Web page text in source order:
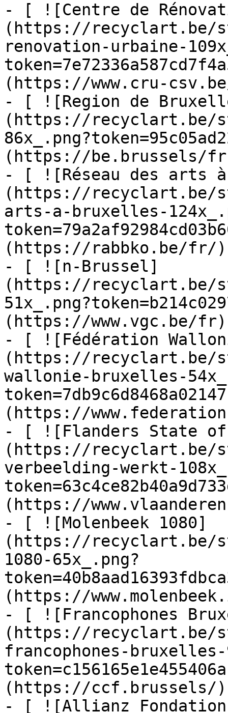
- [ ![Centre de
(https://recyclart.be/
renovation-urbaine-
(https://www.cru-
- [ ![Region de
(https://recyclart.be/
(https://be.brussels/
- [ ![Réseau des arts
(https://recyclart.be/
arts-a-bruxelles-
(https://rabbko.be/fr/)
- [ ![n-Brussel]
(https://recyclart.be/
(https://www.vgc.be/fr)
- [ ![Fédération
(https://recyclart.be/
wallonie-bruxelles-
(https://
- [ ![Flanders State
(https://recyclart.be/
verbeelding-werkt-
(https://
- [ ![Molenbeek 1080]
(https://recyclart.be/
1080-65x_.png?
(https://
- [ ![Francophones
(https://recyclart.be/
francophones-bruxelles-
(https://ccf.brussels/)
- [ ![Allianz